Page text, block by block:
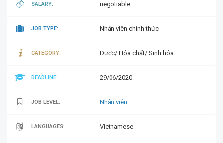
SALARY: negotiable
JOB TYPE: Nhân viên chính thức
CATEGORY: Dược/ Hóa chất/ Sinh hóa
DEADLINE: 29/06/2020
JOB LEVEL: Nhân viên
LANGUAGES: Vietnamese